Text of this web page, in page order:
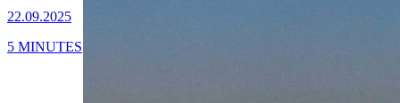
22.09.2025
5 MINUTES